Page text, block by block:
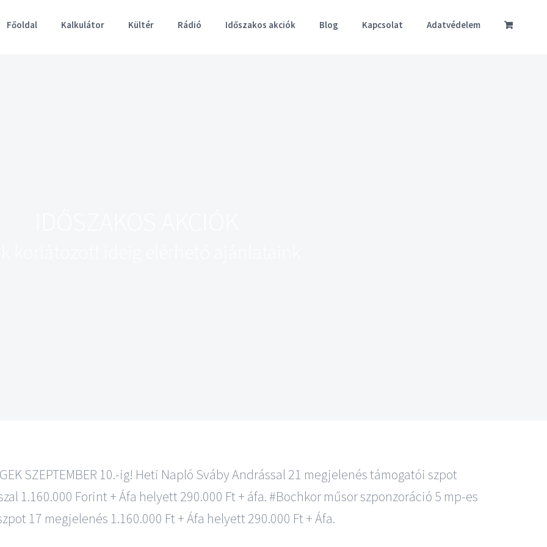
Főoldal Kalkulátor Kültér Rádió Időszakos akciók Blog Kapcsolat Adatvédelem
SZEPTEMBER 10.-ig! Heti Napló Sváby Andrással 21 megjelenés támogatói szpot
1.160.000 Forint + Áfa helyett 290.000 Ft + áfa. #Bochkor műsor szponzoráció 5 mp-es
17 megjelenés 1.160.000 Ft + Áfa helyett 290.000 Ft + Áfa.